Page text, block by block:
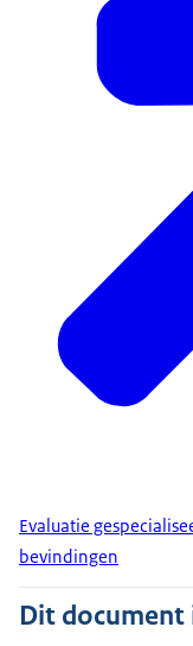
Evaluatie
bevindingen
Dit document